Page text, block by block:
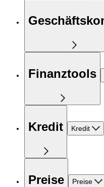
Finanztools
Kredit Kredit
Preise Preise